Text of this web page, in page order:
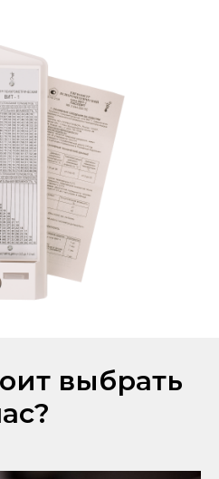
выбрать